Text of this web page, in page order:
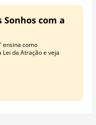
Sonhos com a
ensina como
da Atração e veja